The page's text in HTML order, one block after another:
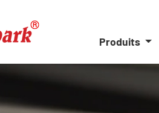
Produits